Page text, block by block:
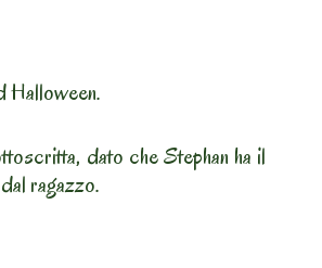
Halloween.
dato che Stephan ha il
ragazzo.